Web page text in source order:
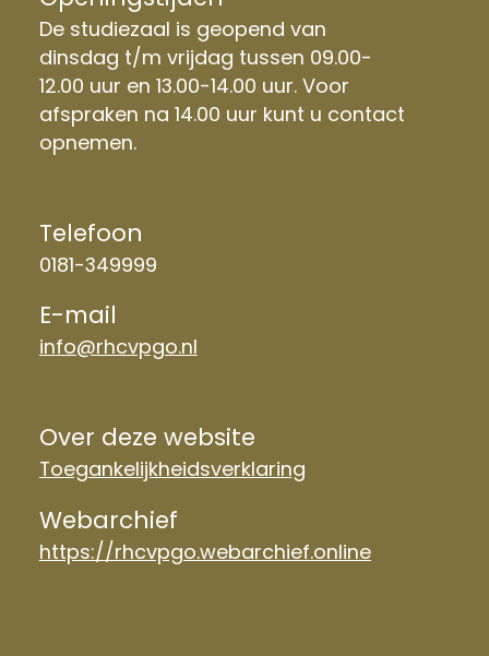
De studiezaal is geopend van
dinsdag t/m vrijdag tussen 09.00-
12.00 uur en 13.00-14.00 uur. Voor
afspraken na 14.00 uur kunt u contact
opnemen.
Telefoon
0181-349999
E-mail
info@rhcvpgo.nl
Over deze website
Toegankelijkheidsverklaring
Webarchief
https://rhcvpgo.webarchief.online